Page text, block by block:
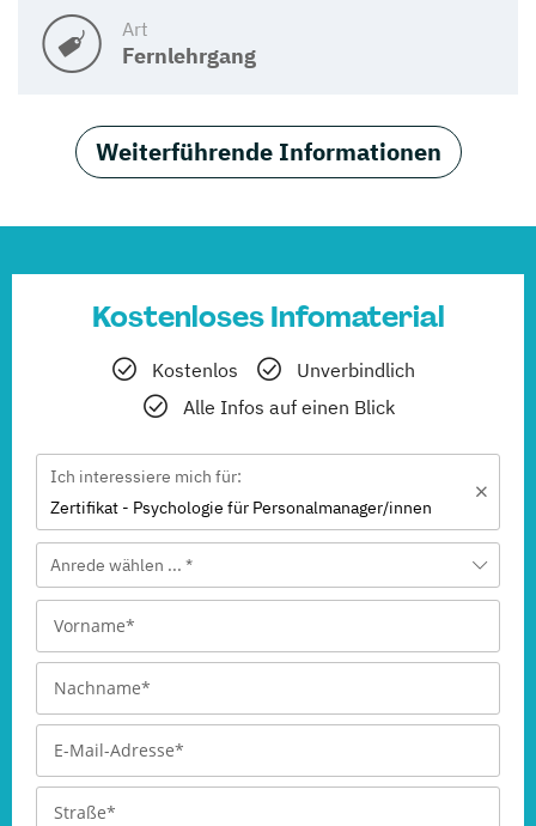
Art
Fernlehrgang
Weiterführende Informationen
Kostenloses Infomaterial
Kostenlos
Unverbindlich
Alle Infos auf einen Blick
Ich interessiere mich für:
Zertifikat - Psychologie für Personalmanager/innen
Anrede wählen ... *